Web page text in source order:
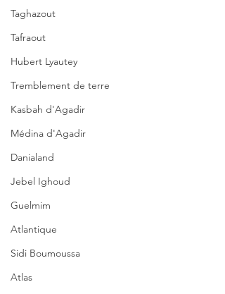
Taghazout
Tafraout
Hubert Lyautey
Tremblement de terre
Kasbah d'Agadir
Médina d'Agadir
Danialand
Jebel Ighoud
Guelmim
Atlantique
Sidi Boumoussa
Atlas